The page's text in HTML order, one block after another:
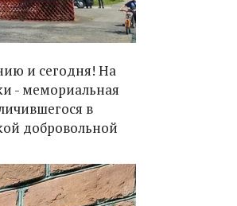
и сегодня! На
- мемориальная
в
добровольной